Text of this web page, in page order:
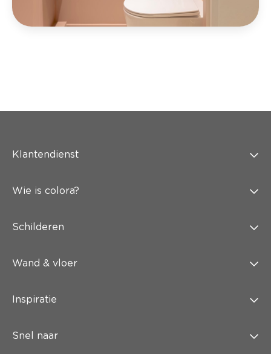
Klantendienst
Wie is colora?
Schilderen
Wand & vloer
Inspiratie
Snel naar